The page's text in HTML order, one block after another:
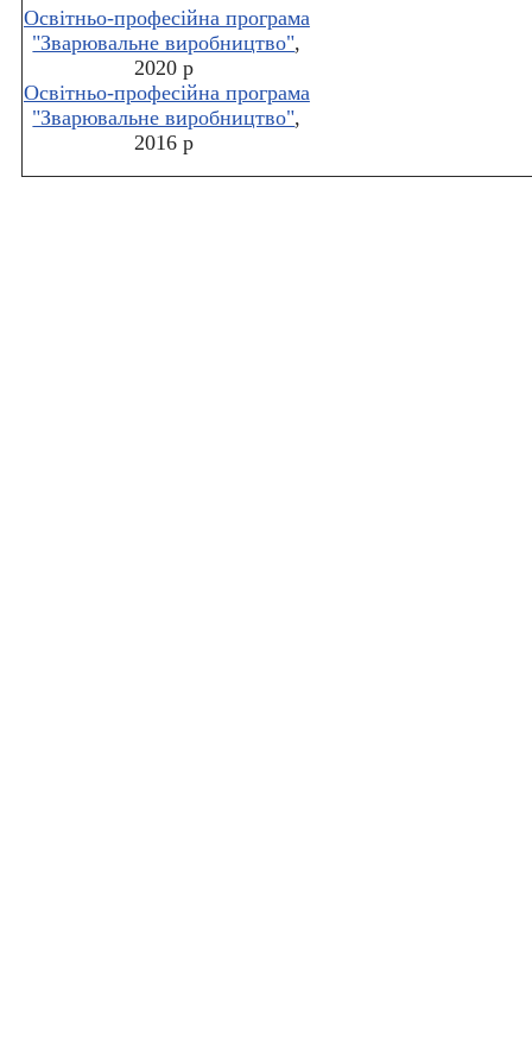
Освітньо-професійна програма
"Зварювальне виробництво",
2020 р
Освітньо-професійна програма
"Зварювальне виробництво",
2016 р